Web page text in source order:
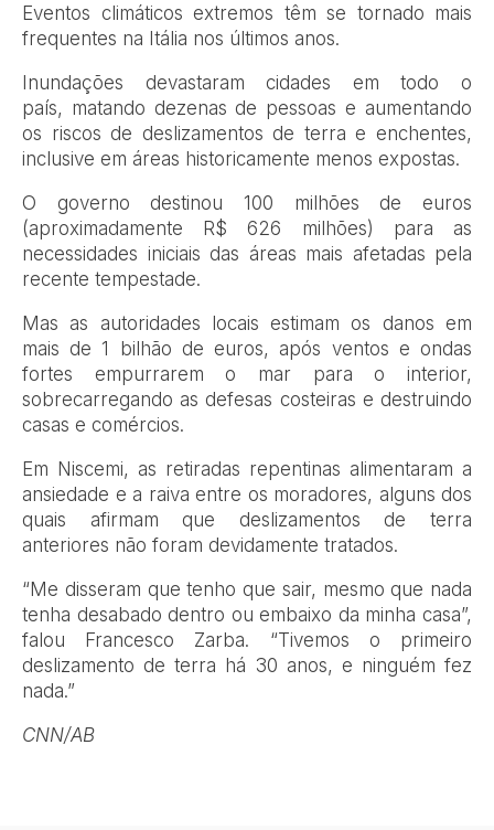
Eventos climáticos extremos têm se tornado mais
frequentes na Itália nos últimos anos.
Inundações devastaram cidades em todo o
país, matando dezenas de pessoas e aumentando
os riscos de deslizamentos de terra e enchentes,
inclusive em áreas historicamente menos expostas.
O governo destinou 100 milhões de euros
(aproximadamente R$ 626 milhões) para as
necessidades iniciais das áreas mais afetadas pela
recente tempestade.
Mas as autoridades locais estimam os danos em
mais de 1 bilhão de euros, após ventos e ondas
fortes empurrarem o mar para o interior,
sobrecarregando as defesas costeiras e destruindo
casas e comércios.
Em Niscemi, as retiradas repentinas alimentaram a
ansiedade e a raiva entre os moradores, alguns dos
quais afirmam que deslizamentos de terra
anteriores não foram devidamente tratados.
“Me disseram que tenho que sair, mesmo que nada
tenha desabado dentro ou embaixo da minha casa”,
falou Francesco Zarba. “Tivemos o primeiro
deslizamento de terra há 30 anos, e ninguém fez
nada.”
CNN/AB